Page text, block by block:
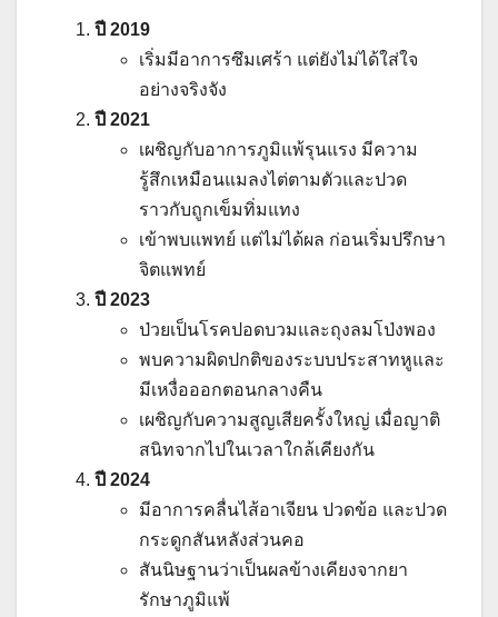
ปี 2019
เริ่มมีอาการซึมเศร้า แต่ยังไม่ได้ใส่ใจ
อย่างจริงจัง
ปี 2021
เผชิญกับอาการภูมิแพ้รุนแรง มีความ
รู้สึกเหมือนแมลงไต่ตามตัวและปวด
ราวกับถูกเข็มทิ่มแทง
เข้าพบแพทย์ แต่ไม่ได้ผล ก่อนเริ่มปรึกษา
จิตแพทย์
ปี 2023
ป่วยเป็นโรคปอดบวมและถุงลมโป่งพอง
พบความผิดปกติของระบบประสาทหูและ
มีเหงื่อออกตอนกลางคืน
เผชิญกับความสูญเสียครั้งใหญ่ เมื่อญาติ
สนิทจากไปในเวลาใกล้เคียงกัน
ปี 2024
มีอาการคลื่นไส้อาเจียน ปวดข้อ และปวด
กระดูกสันหลังส่วนคอ
สันนิษฐานว่าเป็นผลข้างเคียงจากยา
รักษาภูมิแพ้